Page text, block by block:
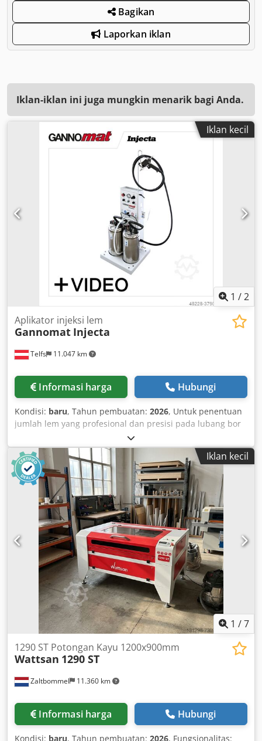
Bagikan
Laporkan iklan
Iklan-iklan ini juga mungkin menarik bagi Anda.
Iklan kecil
1 /2
Telfs 11.047 km
Aplikator injeksi lem
Gannomat Injecta
Informasi harga Hubungi
Kondisi: baru, Tahun pembuatan: 2026, Untuk penentuan
jumlah lem yang profesional dan presisi pada lubang bor
dowel dan alur dinding belakang. Cedpfx Ahodxz Tpjljrf
Ringkasan: • Jumlah lem yang selalu sama dan benar •
Tidak memerlukan pembersihan sisa lem berlebih pada
benda kerja • Pembersihan sistem lem yang paling mudah
dan minimal (sekali seminggu melalui program bilas) •
Penghematan biaya lem • Pistol lem ergonomis dan ringan
dibandingkan dengan botol lem • Pekerjaan lebih cepat
dan lebih akurat dibandingkan dengan botol lem
Iklan kecil
1 /7
Zaltbommel 11.360 km
1290 ST Potongan Kayu 1200x900mm
Wattsan 1290 ST
Informasi harga Hubungi
Kondisi: baru, Tahun pembuatan: 2026, Fungsionalitas: